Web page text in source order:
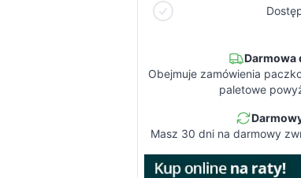
Darmowa
Obejmuje zamówienia
paletowe
Masz 30 dni na darmowy